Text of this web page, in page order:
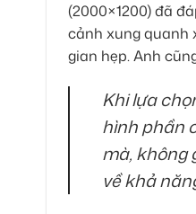
(2000×1200) đã
cảnh xung quanh
gian hẹp. Anh
Khi lựa
hình phần
mà, không
về khả